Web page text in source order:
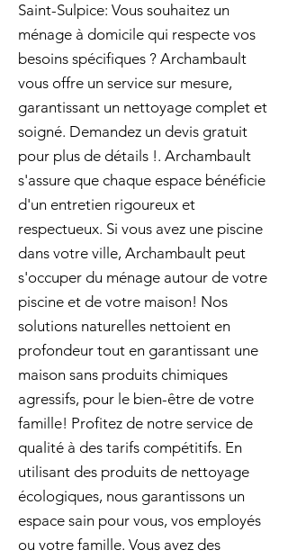
Saint-Sulpice: Vous souhaitez un
ménage à domicile qui respecte vos
besoins spécifiques ? Archambault
vous offre un service sur mesure,
garantissant un nettoyage complet et
soigné. Demandez un devis gratuit
pour plus de détails !. Archambault
s'assure que chaque espace bénéficie
d'un entretien rigoureux et
respectueux. Si vous avez une piscine
dans votre ville, Archambault peut
s'occuper du ménage autour de votre
piscine et de votre maison! Nos
solutions naturelles nettoient en
profondeur tout en garantissant une
maison sans produits chimiques
agressifs, pour le bien-être de votre
famille! Profitez de notre service de
qualité à des tarifs compétitifs. En
utilisant des produits de nettoyage
écologiques, nous garantissons un
espace sain pour vous, vos employés
ou votre famille. Vous avez des